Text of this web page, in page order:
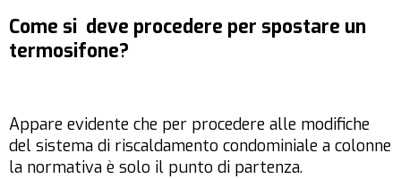
Come si deve procedere per spostare un
termosifone?
Appare evidente che per procedere alle modifiche
del sistema di riscaldamento condominiale a colonne
la normativa è solo il punto di partenza.